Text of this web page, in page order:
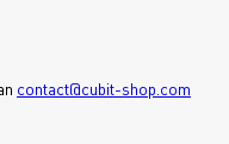
contact@cubit-shop.com